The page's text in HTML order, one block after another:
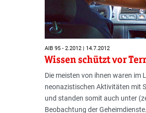
AIB 95 - 2.2012 | 14.7.2012
Wissen schützt vor
Die meisten von ihnen waren im
neonazistischen Aktivitäten mit
und standen somit auch unter
Beobachtung der